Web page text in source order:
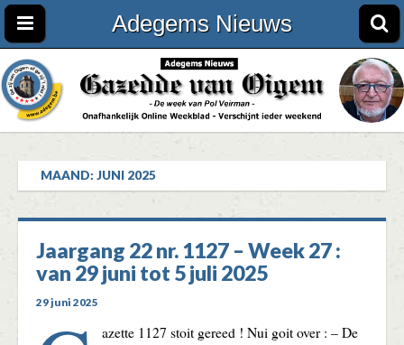
Adegems Nieuws
MAAND: JUNI 2025
Jaargang 22 nr. 1127 – Week 27 :
van 29 juni tot 5 juli 2025
29 juni 2025
azette 1127 stoit gereed ! Nui goit over : – De